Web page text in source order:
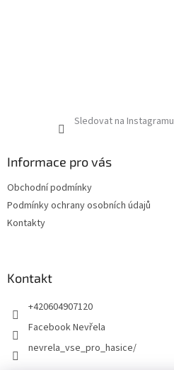
Sledovat na Instagramu
Informace pro vás
Obchodní podmínky
Podmínky ochrany osobních údajů
Kontakty
Kontakt
+420604907120
Facebook Nevřela
nevrela_vse_pro_hasice/